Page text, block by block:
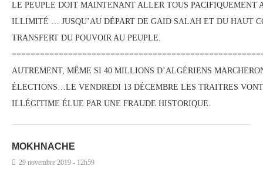
LE PEUPLE DOIT MAINTENANT ALLER TOUS PACIFIQUEMENT
ILLIMITÉ … JUSQU’AU DÉPART DE GAID SALAH ET DU HAUT
TRANSFERT DU POUVOIR AU PEUPLE.
AUTREMENT, MÊME SI 40 MILLIONS D’ALGÉRIENS
ÉLECTIONS…LE VENDREDI 13 DÉCEMBRE LES TRAITRES
ILLÉGITIME ÉLUE PAR UNE FRAUDE HISTORIQUE.
MOKHNACHE
29 novembre 2019 - 12h59